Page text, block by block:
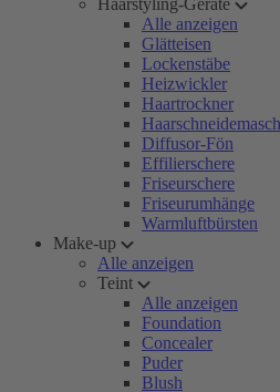
Haarstyling-Geräte
Alle anzeigen
Glätteisen
Lockenstäbe
Heizwickler
Haartrockner
Diffusor-Fön
Effilierschere
Friseurschere
Friseurumhänge
Warmluftbürsten
Make-up
Alle anzeigen
Teint
Alle anzeigen
Foundation
Concealer
Puder
Blush